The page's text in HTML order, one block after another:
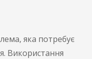
яка потребує
Використання